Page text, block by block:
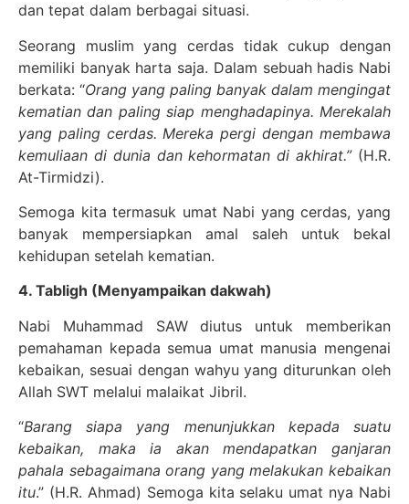
dan tepat dalam berbagai situasi.
Seorang muslim yang cerdas tidak cukup dengan
memiliki banyak harta saja. Dalam sebuah hadis Nabi
berkata: “Orang yang paling banyak dalam mengingat
kematian dan paling siap menghadapinya. Merekalah
yang paling cerdas. Mereka pergi dengan membawa
kemuliaan di dunia dan kehormatan di akhirat.”(H.R.
At-Tirmidzi).
Semoga kita termasuk umat Nabi yang cerdas, yang
banyak mempersiapkan amal saleh untuk bekal
kehidupan setelah kematian.
4. Tabligh (Menyampaikan dakwah)
Nabi Muhammad SAW diutus untuk memberikan
pemahaman kepada semua umat manusia mengenai
kebaikan, sesuai dengan wahyu yang diturunkan oleh
Allah SWT melalui malaikat Jibril.
“Barang siapa yang menunjukkan kepada suatu
kebaikan, maka ia akan mendapatkan ganjaran
pahala sebagaimana orang yang melakukan kebaikan
itu.” (H.R. Ahmad) Semoga kita selaku umat nya Nabi